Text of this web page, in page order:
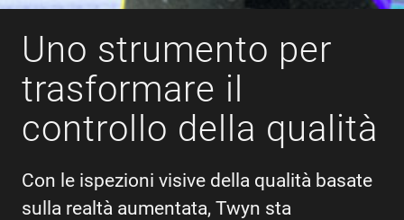
Uno strumento per
trasformare il
controllo della qualità
Con le ispezioni visive della qualità basate
sulla realtà aumentata, Twyn sta